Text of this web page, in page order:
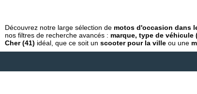
Découvrez notre large sélection de motos d'occasion dans
nos filtres de recherche avancés : marque, type de
Cher (41) idéal, que ce soit un scooter pour la ville ou une